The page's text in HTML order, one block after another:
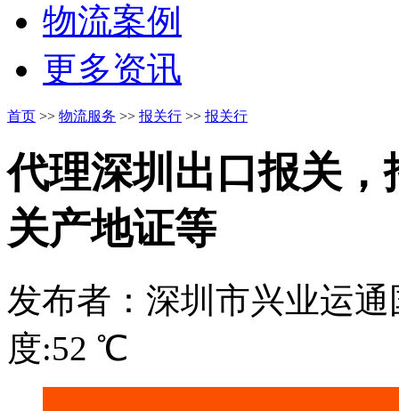
物流案例
更多资讯
首页 >> 物流服务 >> 报关行 >> 报关行
代理深圳出口报关
关产地证等
发布者：深圳市兴业运
度:52 ℃